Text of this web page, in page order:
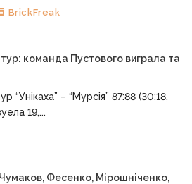
BrickFreak
тур: команда Пустового виграла та
“Унікаха” – “Мурсія” 87:88 (30:18,
19,...
Фесенко, Мірошніченко,